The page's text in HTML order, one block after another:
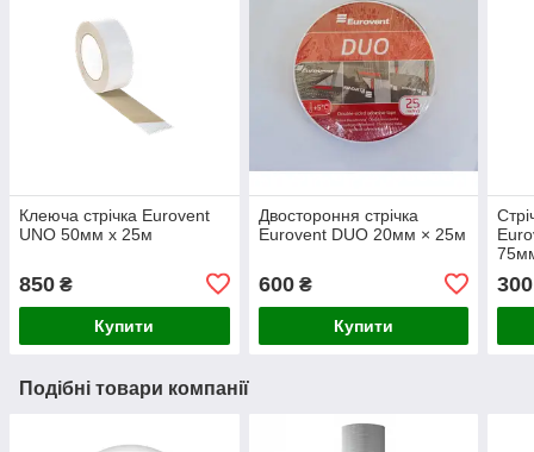
Клеюча стрічка Eurovent
UNO 50мм х 25м
850 ₴
Купити
Двостороння стрічка
Eurovent DUO 20мм × 25м
600₴
Купити
300
Подібні товари компанії